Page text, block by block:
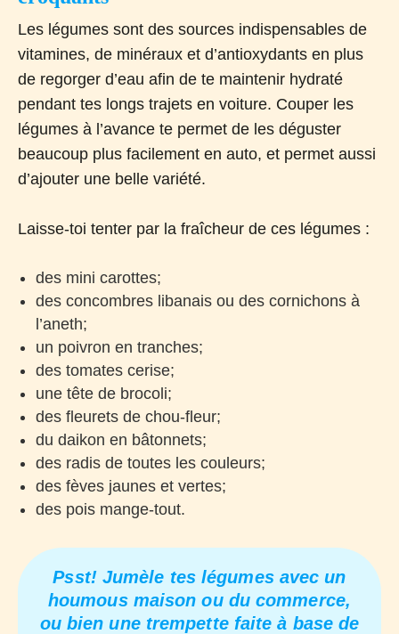
Les légumes sont des sources indispensables de
vitamines, de minéraux et d’antioxydants en plus
de regorger d’eau afin de te maintenir hydraté
pendant tes longs trajets en voiture. Couper les
légumes à l’avance te permet de les déguster
beaucoup plus facilement en auto, et permet aussi
d’ajouter une belle variété.
Laisse-toi tenter par la fraîcheur de ces légumes :
des mini carottes;
des concombres libanais ou des cornichons à
l’aneth;
un poivron en tranches;
des tomates cerise;
une tête de brocoli;
des fleurets de chou-fleur;
du daikon en bâtonnets;
des radis de toutes les couleurs;
des fèves jaunes et vertes;
des pois mange-tout.
Psst! Jumèle tes légumes avec un
houmous maison ou du commerce,
ou bien une trempette faite à base de